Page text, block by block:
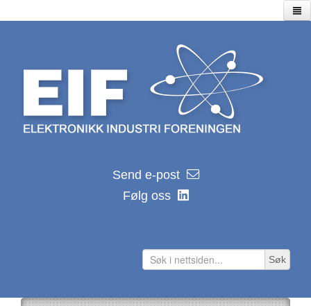
Seminarer/webinarer
Lagersalg
Send e-post
Følg oss
Søk